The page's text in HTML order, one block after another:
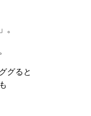
」。
グると